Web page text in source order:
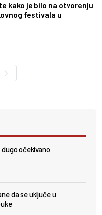
kako je bilo na otvorenju
festivala u
očekivano
da se uključe u